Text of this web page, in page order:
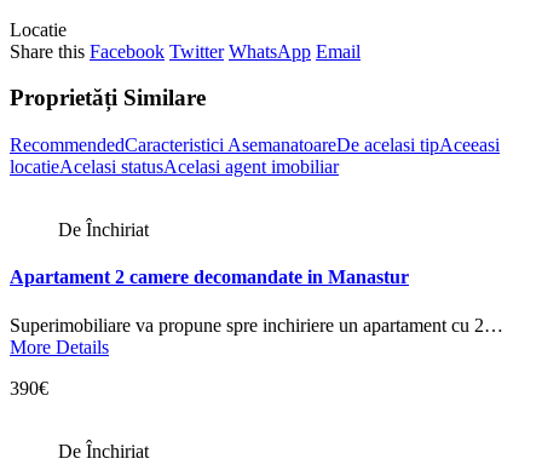
Locatie
Share this Facebook Twitter WhatsApp Email
Proprietăți Similare
RecommendedCaracteristici AsemanatoareDe acelasi tipAceeasi
locatieAcelasi statusAcelasi agent imobiliar
De Închiriat
Apartament 2 camere decomandate in Manastur
Superimobiliare va propune spre inchiriere un apartament cu 2…
More Details
390€
De Închiriat